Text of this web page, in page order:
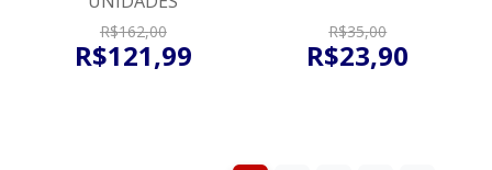
R$162,00
R$121,99
R$35,00
R$23,90